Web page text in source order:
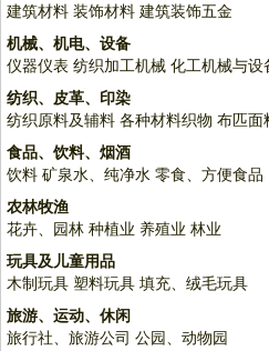
建筑材料 装饰材料 建筑装饰五金
机械、机电、设备
仪器仪表 纺织加工机械 化工机械与设
纺织、皮革、印染
纺织原料及辅料 各种材料织物 布匹面
食品、饮料、烟酒
饮料 矿泉水、纯净水 零食、方便食品
农林牧渔
花卉、园林 种植业 养殖业 林业
玩具及儿童用品
木制玩具 塑料玩具 填充、绒毛玩具
旅游、运动、休闲
旅行社、旅游公司 公园、动物园